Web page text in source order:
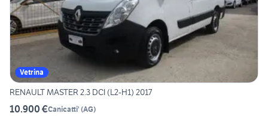
Vetrina
RENAULT MASTER 2.3 DCI (L2-H1) 2017
10.900 €Canicatti' (AG)